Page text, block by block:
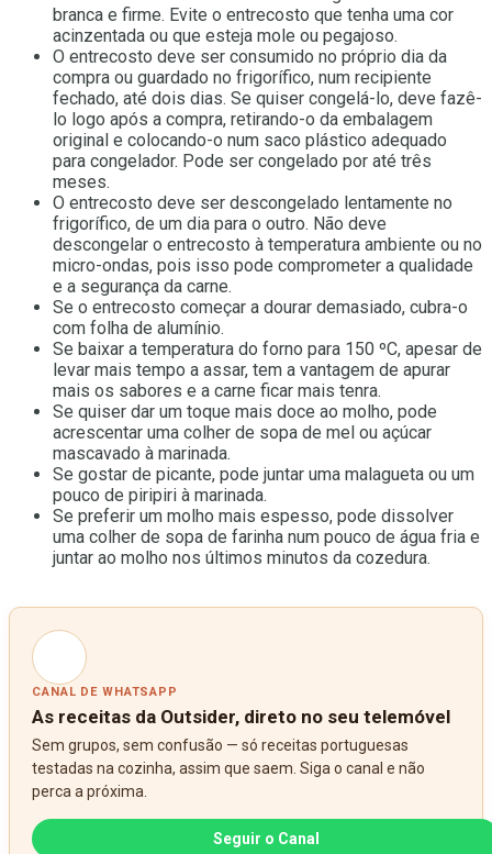
branca e firme. Evite o entrecosto que tenha uma cor
acinzentada ou que esteja mole ou pegajoso.
O entrecosto deve ser consumido no próprio dia da
compra ou guardado no frigorífico, num recipiente
fechado, até dois dias. Se quiser congelá-lo, deve fazê-
lo logo após a compra, retirando-o da embalagem
original e colocando-o num saco plástico adequado
para congelador. Pode ser congelado por até três
meses.
O entrecosto deve ser descongelado lentamente no
frigorífico, de um dia para o outro. Não deve
descongelar o entrecosto à temperatura ambiente ou no
micro-ondas, pois isso pode comprometer a qualidade
e a segurança da carne.
Se o entrecosto começar a dourar demasiado, cubra-o
com folha de alumínio.
Se baixar a temperatura do forno para 150 ºC, apesar de
levar mais tempo a assar, tem a vantagem de apurar
mais os sabores e a carne ficar mais tenra.
Se quiser dar um toque mais doce ao molho, pode
acrescentar uma colher de sopa de mel ou açúcar
mascavado à marinada.
Se gostar de picante, pode juntar uma malagueta ou um
pouco de piripiri à marinada.
Se preferir um molho mais espesso, pode dissolver
uma colher de sopa de farinha num pouco de água fria e
juntar ao molho nos últimos minutos da cozedura.
CANAL DE WHATSAPP
As receitas da Outsider, direto no seu telemóvel
Sem grupos, sem confusão — só receitas portuguesas
testadas na cozinha, assim que saem. Siga o canal e não
perca a próxima.
Seguir o Canal